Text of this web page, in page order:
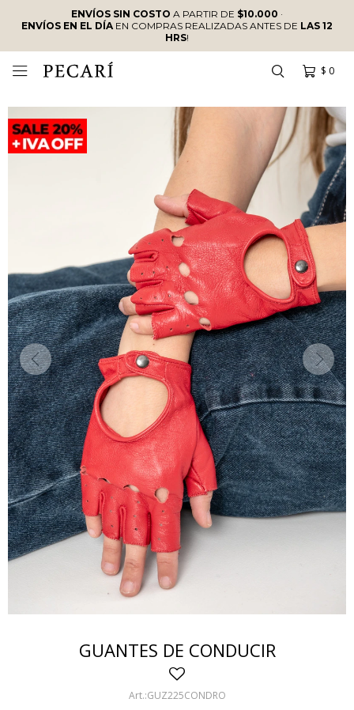
ENVÍOS SIN COSTO A PARTIR DE $10.000 ·
ENVÍOS EN EL DÍAEN COMPRAS REALIZADAS ANTES DE LAS 12
HRS!
$ 0

GUANTES DE CONDUCIR
GUZ225CONDRO